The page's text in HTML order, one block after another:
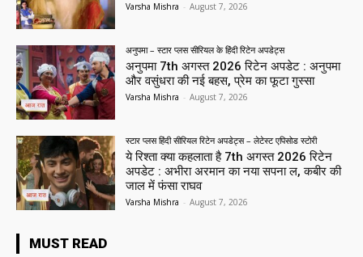
Varsha Mishra - August 7, 2026
अनुपमा – स्टार प्लस सीरियल के हिंदी रिटेन अपडेट्स
अनुपमा 7th अगस्त 2026 रिटेन अपडेट : अनुपमा
और वसुंधरा की नई बहस, प्रेम का फूटा गुस्सा
Varsha Mishra - August 7, 2026
स्टार प्लस हिंदी सीरियल रिटेन अपडेट्स – लेटेस्ट एपिसोड स्टोरी
ये रिश्ता क्या कहलाता है 7th अगस्त 2026 रिटेन
अपडेट : अभीरा अरमान का नया सपना ल, कबीर की
जाल में फंसा राघव
Varsha Mishra - August 7, 2026
MUST READ